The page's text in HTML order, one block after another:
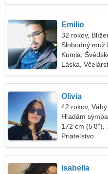
Emilio
32 rokov,
Slobodný muž
Kumla,
Láska,
Olivia
42 rokov, Váhy
Hľadám
172 cm (5'8"),
Priateľstvo
Isabella